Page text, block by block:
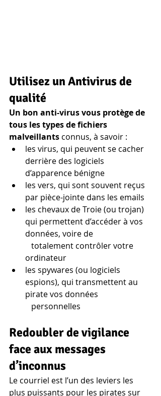
Utilisez un Antivirus de
qualité
Un bon anti-virus vous protège de
tous les types de fichiers
malveillants connus, à savoir :
les virus, qui peuvent se cacher
derrière des logiciels
d’apparence bénigne
les vers, qui sont souvent reçus
par pièce-jointe dans les emails
les chevaux de Troie (ou trojan)
qui permettent d’accéder à vos
données, voire de
ordinateur
les spywares (ou logiciels
espions), qui transmettent au
pirate vos données
   personnelles
Redoubler de vigilance
face aux messages
d’inconnus
Le courriel est l’un des leviers les
plus puissants pour les pirates sur